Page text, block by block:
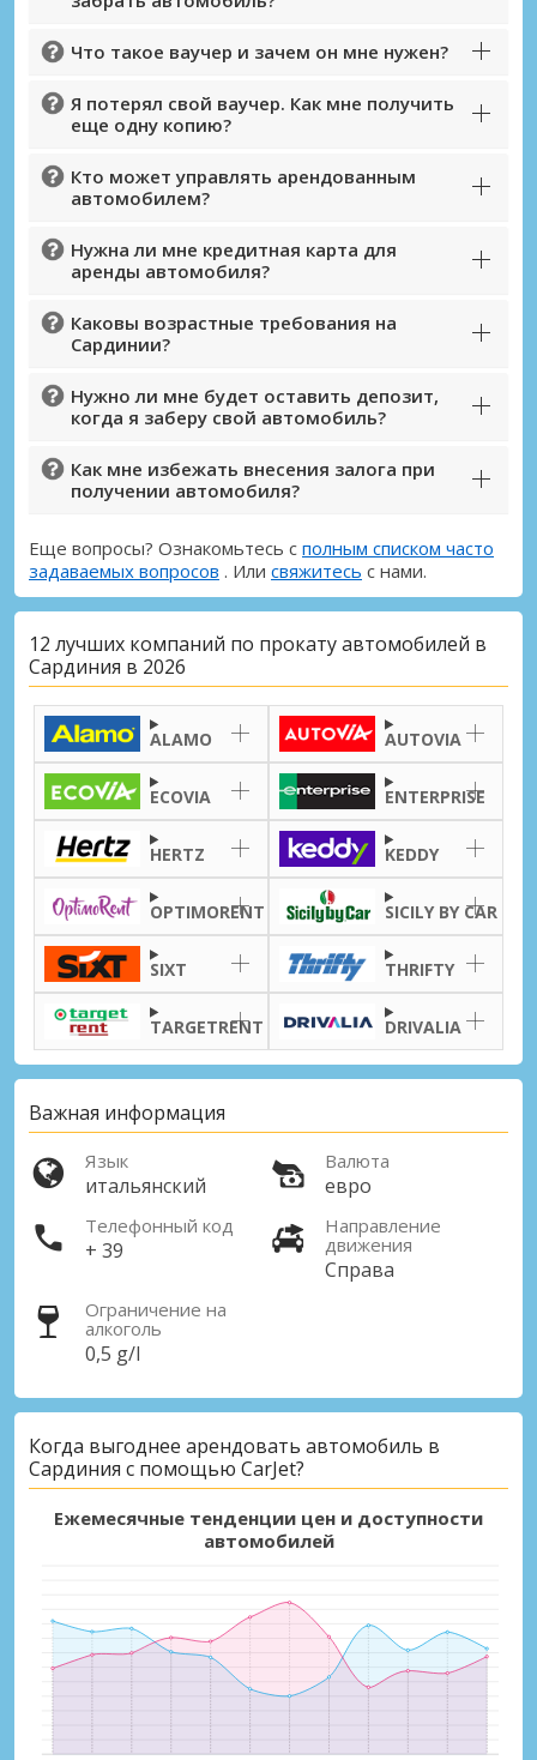
Лучшие сбережения
Получите доступ к эксклюзивным
предложениям партнёров
Войти с помощью eLink
Что такое ваучер и зачем он мне нужен?
Я потерял свой ваучер. Как мне получить
еще одну копию?
Кто может управлять арендованным
автомобилем?
Нужна ли мне кредитная карта для
аренды автомобиля?
Каковы возрастные требования на
Сардинии?
Нужно ли мне будет оставить депозит,
когда я заберу свой автомобиль?
Как мне избежать внесения залога при
получении автомобиля?
Еще вопросы? Ознакомьтесь с полным списком часто
задаваемых вопросов . Или свяжитесь с нами.
12 лучших компаний по прокату автомобилей в
Сардиния в 2026
ALAMO AUTOVIA
ECOVIA ENTERPRISE
HERTZ KEDDY
OPTIMORENT SICILY BY CAR
SIXT THRIFTY
TARGETRENT DRIVALIA
Важная информация
Язык
итальянский
Валюта
евро
Телефонный код
+ 39
Направление
движения
Справа
Ограничение на
алкоголь
0,5 g/l
Когда выгоднее арендовать автомобиль в
Сардиния с помощью CarJet?
Ежемесячные тенденции цен и доступности
автомобилей